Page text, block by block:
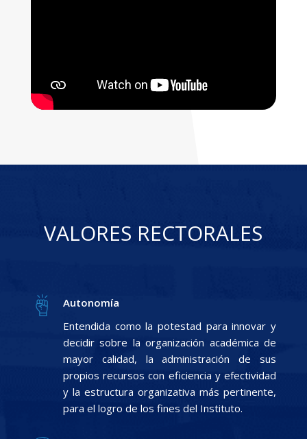
VALORES RECTORALES
Autonomía
Entendida como la potestad para innovar y
decidir sobre la organización académica de
mayor calidad, la administración de sus
propios recursos con eficiencia y efectividad
y la estructura organizativa más pertinente,
para el logro de los fines del Instituto.